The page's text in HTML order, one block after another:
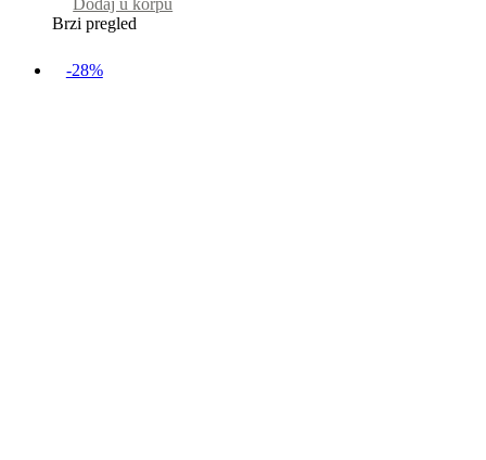
Dodaj u korpu
Brzi pregled
-28%